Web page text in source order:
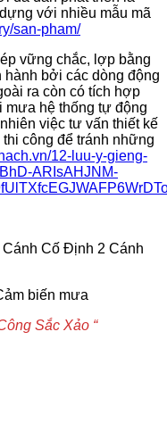
với nhiều mẫu mã
san-pham/
vững chắc, lợp bằng
bởi các dòng động
ra còn có tích hợp
mưa hệ thống tự động
việc tư vấn thiết kế
công để tránh những
12-luu-y-gieng-
ARIsAHJNM-
Cố Định 2 Cánh
biến mưa
Sắc Xảo “